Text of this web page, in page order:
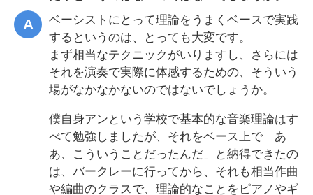
ベーシストにとって理論をうまくベースで実践
するというのは、とっても大変です。
まず相当なテクニックがいりますし、さらには
それを演奏で実際に体感するための、そういう
場がなかなかないのではないでしょうか。
僕自身アンという学校で基本的な音楽理論はす
べて勉強しましたが、それをベース上で「あ
あ、こういうことだったんだ」と納得できたの
は、バークレーに行ってから、それも相当作曲
や編曲のクラスで、理論的なことをピアノやギ